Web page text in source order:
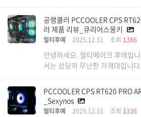
공랭쿨러 PCCOOLER CPS
러 제품 리뷰_큐리어스몽키
얼티후예 2025.12.31 조회 1386
안녕하세요. 얼티메이크 후에입
서는 상당히 무난한 가격대입니
PCCOOLER CPS RT620 PRO
_Sexynos
얼티후예 2025.12.31 조회 1336